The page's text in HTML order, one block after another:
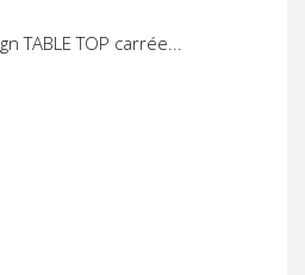
TABLE TOP carrée...